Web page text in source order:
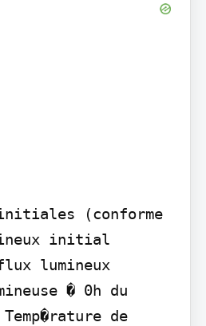
initiales (conforme
initial
lumineux
� 0h du
de